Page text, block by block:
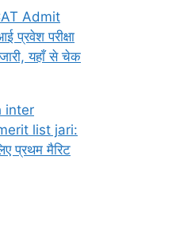
Admit
प्रवेश परीक्षा
यहाँ से चेक
inter
list jari:
प्रथम मैरिट